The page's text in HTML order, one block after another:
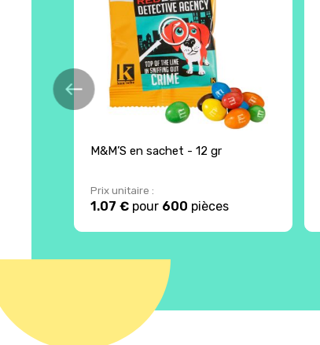
M&M’S en sachet - 12 gr
Prix unitaire :
1.07 € pour 600 pièces